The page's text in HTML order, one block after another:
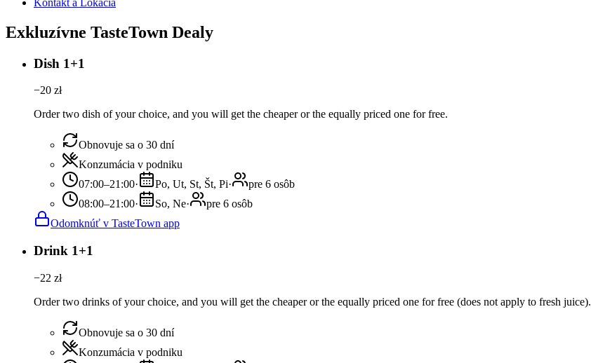
Exkluzívne TasteTown Dealy
Dish 1+1
−20 zł
Order two dish of your choice, and you will get the cheaper or the equally priced one for free.
Obnovuje sa o 30 dní
Konzumácia v podniku
07:00–21:00· Po, Ut, St, Št, Pi·
pre 6 osôb
08:00–21:00· So, Ne·
pre 6 osôb
Odomknúť v TasteTown app
Drink 1+1
−22 zł
Order two drinks of your choice, and you will get the cheaper or the equally priced one for free (does not apply to fresh juice).
Obnovuje sa o 30 dní
Konzumácia v podniku